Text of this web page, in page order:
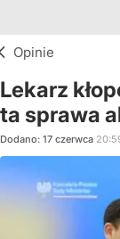
Opinie
Lekarz
ta sprawa
Dodano: 17 czerwca